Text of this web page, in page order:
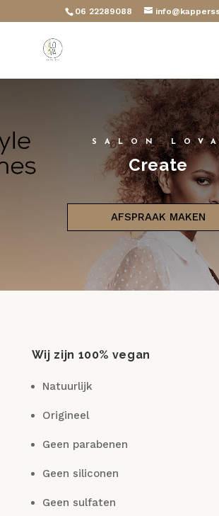
06 22289088
SALON
Create
AFSPRAAK MAKEN
Wij zijn 100% vegan
Natuurlijk
Origineel
Geen parabenen
Geen siliconen
Geen sulfaten